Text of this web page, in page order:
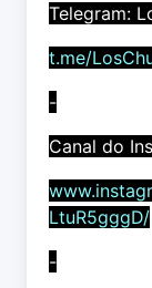
Telegram:
t.me/
-
Canal do
LtuR5gggD/
-